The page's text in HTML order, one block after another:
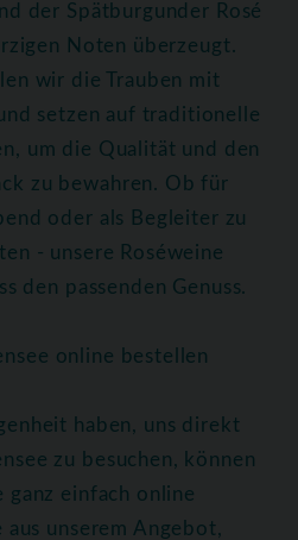
der Spätburgunder Rosé
Noten überzeugt.
wir die Trauben mit
setzen auf traditionelle
um die Qualität und den
zu bewahren. Ob für
oder als Begleiter zu
- unsere Roséweine
den passenden Genuss.
online bestellen
haben, uns direkt
zu besuchen, können
ganz einfach online
aus unserem Angebot,